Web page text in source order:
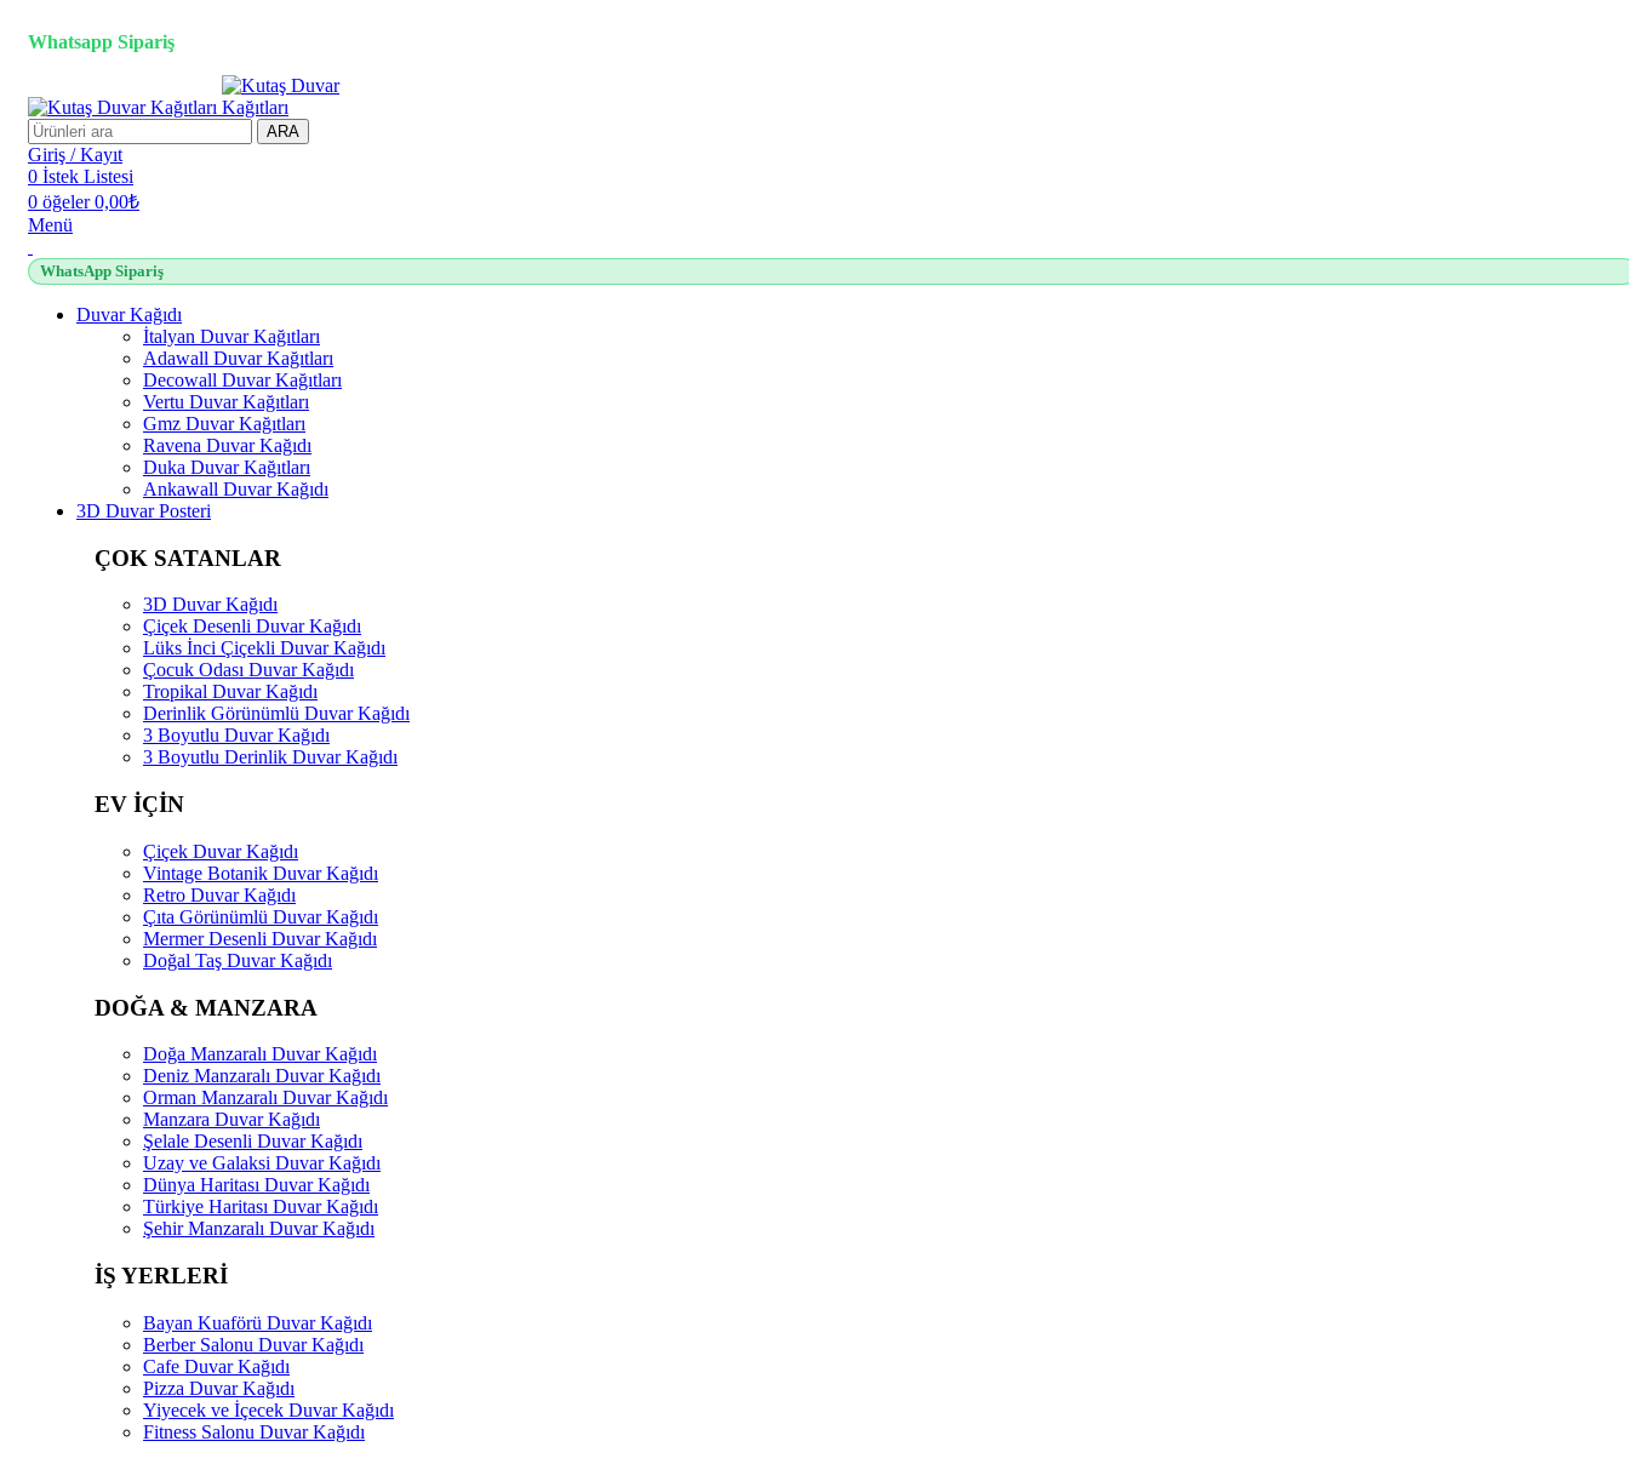
Whatsapp Sipariş
ARA
Giriş / Kayıt
0 İstek Listesi
0 öğeler 0,00₺
Menü
WhatsApp Sipariş
Duvar Kağıdı
İtalyan Duvar Kağıtları
Adawall Duvar Kağıtları
Decowall Duvar Kağıtları
Vertu Duvar Kağıtları
Gmz Duvar Kağıtları
Ravena Duvar Kağıdı
Duka Duvar Kağıtları
Ankawall Duvar Kağıdı
3D Duvar Posteri
ÇOK SATANLAR
3D Duvar Kağıdı
Çiçek Desenli Duvar Kağıdı
Lüks İnci Çiçekli Duvar Kağıdı
Çocuk Odası Duvar Kağıdı
Tropikal Duvar Kağıdı
Derinlik Görünümlü Duvar Kağıdı
3 Boyutlu Duvar Kağıdı
3 Boyutlu Derinlik Duvar Kağıdı
EV İÇİN
Çiçek Duvar Kağıdı
Vintage Botanik Duvar Kağıdı
Retro Duvar Kağıdı
Çıta Görünümlü Duvar Kağıdı
Mermer Desenli Duvar Kağıdı
Doğal Taş Duvar Kağıdı
DOĞA & MANZARA
Doğa Manzaralı Duvar Kağıdı
Deniz Manzaralı Duvar Kağıdı
Orman Manzaralı Duvar Kağıdı
Manzara Duvar Kağıdı
Şelale Desenli Duvar Kağıdı
Uzay ve Galaksi Duvar Kağıdı
Dünya Haritası Duvar Kağıdı
Türkiye Haritası Duvar Kağıdı
Şehir Manzaralı Duvar Kağıdı
İŞ YERLERİ
Bayan Kuaförü Duvar Kağıdı
Berber Salonu Duvar Kağıdı
Cafe Duvar Kağıdı
Pizza Duvar Kağıdı
Yiyecek ve İçecek Duvar Kağıdı
Fitness Salonu Duvar Kağıdı